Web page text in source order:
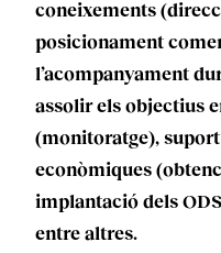
coneixements
posicionament
l’acompanyament
assolir els objectius
(monitoratge),
econòmiques
implantació dels
entre altres.